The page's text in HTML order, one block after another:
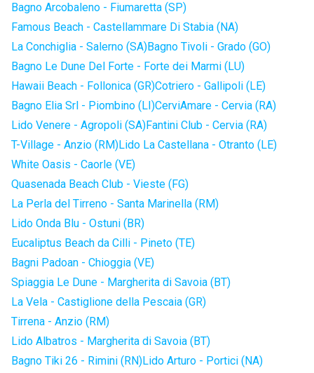
Bagno Arcobaleno - Fiumaretta (SP)
Famous Beach - Castellammare Di Stabia (NA)
La Conchiglia - Salerno (SA)Bagno Tivoli - Grado (GO)
Bagno Le Dune Del Forte - Forte dei Marmi (LU)
Hawaii Beach - Follonica (GR)Cotriero - Gallipoli (LE)
Bagno Elia Srl - Piombino (LI)CerviAmare - Cervia (RA)
Lido Venere - Agropoli (SA)Fantini Club - Cervia (RA)
T-Village - Anzio (RM)Lido La Castellana - Otranto (LE)
White Oasis - Caorle (VE)
Quasenada Beach Club - Vieste (FG)
La Perla del Tirreno - Santa Marinella (RM)
Lido Onda Blu - Ostuni (BR)
Eucaliptus Beach da Cilli - Pineto (TE)
Bagni Padoan - Chioggia (VE)
Spiaggia Le Dune - Margherita di Savoia (BT)
La Vela - Castiglione della Pescaia (GR)
Tirrena - Anzio (RM)
Lido Albatros - Margherita di Savoia (BT)
Bagno Tiki 26 - Rimini (RN)Lido Arturo - Portici (NA)